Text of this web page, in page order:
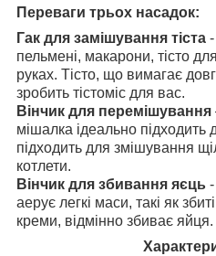
Переваги трьох насадок:
Гак для замішування тіста
пельмені, макарони, тісто
руках. Тісто, що вимагає
зробить тістоміс для вас.
Вінчик для перемішування
мішалка ідеально підходить
підходить для змішування
котлети.
Вінчик для збивання яєць
аерує легкі маси, такі як
креми, відмінно збиває яйця.